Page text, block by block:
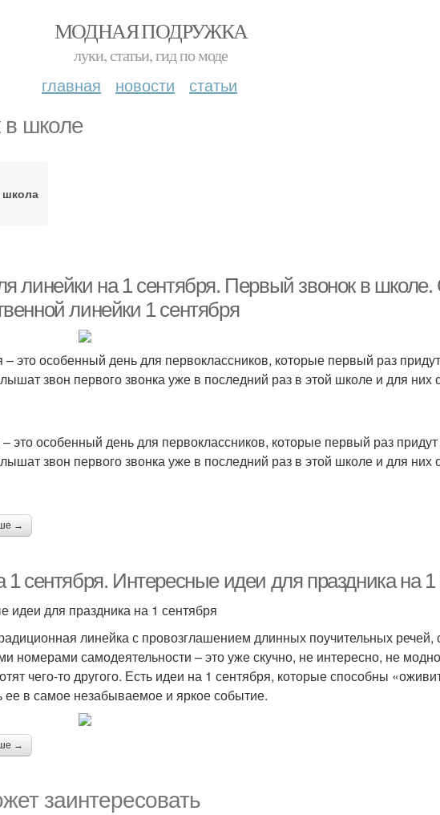
МОДНАЯ ПОДРУЖКА
луки, статьи, гид по моде
главная новости статьи
в школе
школа
линейки на 1 сентября. Первый звонок в
линейки 1 сентября
– это особенный день для первоклассников, которые первый раз
звон первого звонка уже в последний раз в этой школе и для них
– это особенный день для первоклассников, которые первый раз
звон первого звонка уже в последний раз в этой школе и для них
→
1 сентября. Интересные идеи для праздника на 1
идеи для праздника на 1 сентября
линейка с провозглашением длинных поучительных
номерами самодеятельности – это уже скучно, не интересно, не
чего-то другого. Есть идеи на 1 сентября, которые способны
ее в самое незабываемое и яркое событие.
→
заинтересовать